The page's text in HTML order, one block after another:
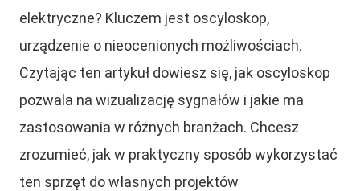
elektryczne? Kluczem jest oscyloskop,
urządzenie o nieocenionych możliwościach.
Czytając ten artykuł dowiesz się, jak oscyloskop
pozwala na wizualizację sygnałów i jakie ma
zastosowania w różnych branżach. Chcesz
zrozumieć, jak w praktyczny sposób wykorzystać
ten sprzęt do własnych projektów